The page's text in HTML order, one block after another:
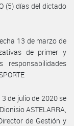
(5) días del dictado
13 de marzo de
de primer y
de julio de 2020 se
ASTELARRA,
de Gestión y